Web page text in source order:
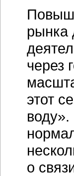
рынка
через
этот
о